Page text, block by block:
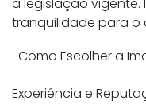
tranquilidade para o
Como Escolher a
Experiência e